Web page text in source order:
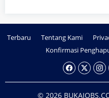
Terbaru Tentang Kami
Konfirmasi
© 2026